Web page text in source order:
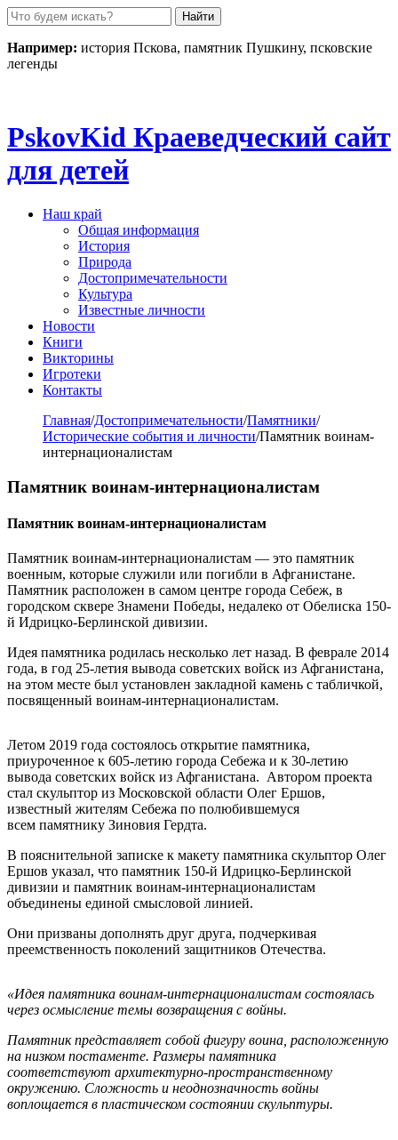
Пролистать
до
контента
Например: история Пскова, памятник Пушкину, псковские
легенды
PskovKid Краеведческий сайт
для детей
Наш край
Общая информация
История
Природа
Достопримечательности
Культура
Известные личности
Новости
Книги
Викторины
Игротеки
Контакты
Главная/Достопримечательности/Памятники/
Исторические события и личности/Памятник воинам-
интернационалистам
Памятник воинам-интернационалистам
Памятник воинам-интернационалистам
Памятник воинам-интернационалистам — это памятник
военным, которые служили или погибли в Афганистане.
Памятник расположен в самом центре города Себеж, в
городском сквере Знамени Победы, недалеко от Обелиска 150-
й Идрицко-Берлинской дивизии.
Идея памятника родилась несколько лет назад. В феврале 2014
года, в год 25-летия вывода советских войск из Афганистана,
на этом месте был установлен закладной камень с табличкой,
посвященный воинам-интернационалистам.
Летом 2019 года состоялось открытие памятника,
приуроченное к 605-летию города Себежа и к 30-летию
вывода советских войск из Афганистана. Автором проекта
стал скульптор из Московской области Олег Ершов,
известный жителям Себежа по полюбившемуся
всем памятнику Зиновия Гердта.
В пояснительной записке к макету памятника скульптор Олег
Ершов указал, что памятник 150-й Идрицко-Берлинской
дивизии и памятник воинам-интернационалистам
объединены единой смысловой линией.
Они призваны дополнять друг друга, подчеркивая
преемственность поколений защитников Отечества.
«Идея памятника воинам-интернационалистам состоялась
через осмысление темы возвращения с войны.
Памятник представляет собой фигуру воина, расположенную
на низком постаменте. Размеры памятника
соответствуют архитектурно-пространственному
окружению. Сложность и неоднозначность войны
воплощается в пластическом состоянии скульптуры.